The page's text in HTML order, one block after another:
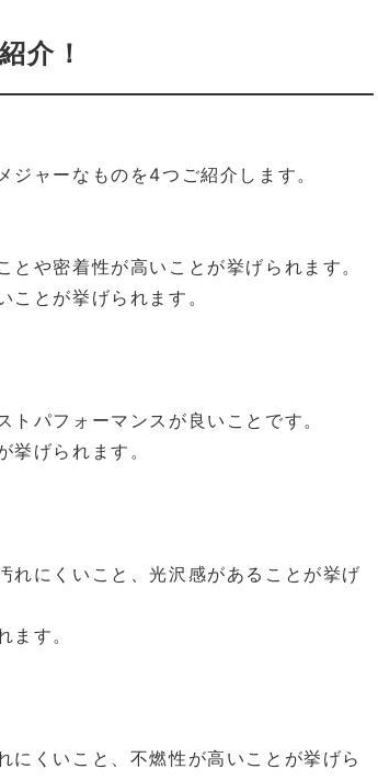
介！
ャーなものを4つご紹介します。
や密着性が高いことが挙げられます。
とが挙げられます。
パフォーマンスが良いことです。
げられます。
れにくいこと、光沢感があることが挙げ
ます。
にくいこと、不燃性が高いことが挙げら